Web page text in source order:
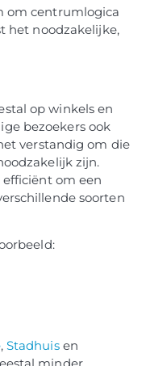
om centrumlogica
het noodzakelijke,
op winkels en
bezoekers ook
verstandig om die
zijn.
om een
soorten
, Stadhuisen